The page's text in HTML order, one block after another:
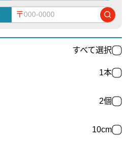
〒
すべて選択
1本
2個
10cm